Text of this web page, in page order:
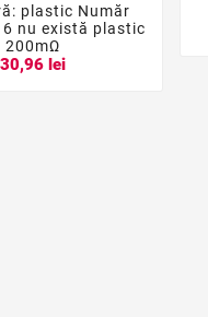
 
plastic Număr
nu există plastic
200mΩ
30,96 lei